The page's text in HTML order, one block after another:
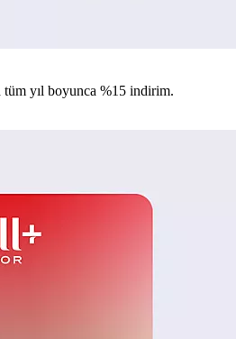
tüm yıl boyunca %15 indirim.